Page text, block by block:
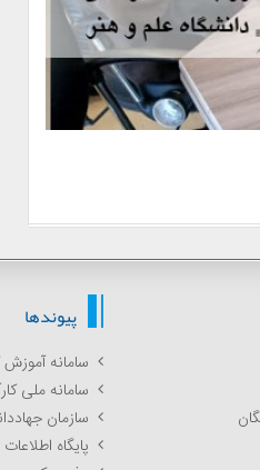
پیوندها
سامانه
سامانه ملی
سازمان
پایگاه